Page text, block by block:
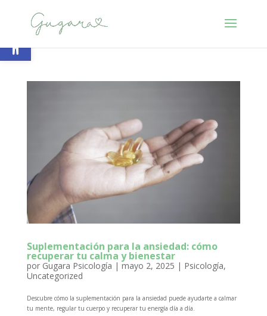
Abrir barra de herramientas
Suplementación para la ansiedad: cómo
recuperar tu calma y bienestar
por Gugara Psicología | mayo 2, 2025 | Psicología,
Uncategorized
Descubre cómo la suplementación para la ansiedad puede ayudarte a calmar
tu mente, regular tu cuerpo y recuperar tu energía día a día.